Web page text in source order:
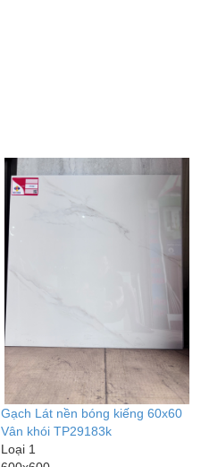
Gạch Lát nền bóng kiếng 60x60
Vân khói TP29183k
Loại 1